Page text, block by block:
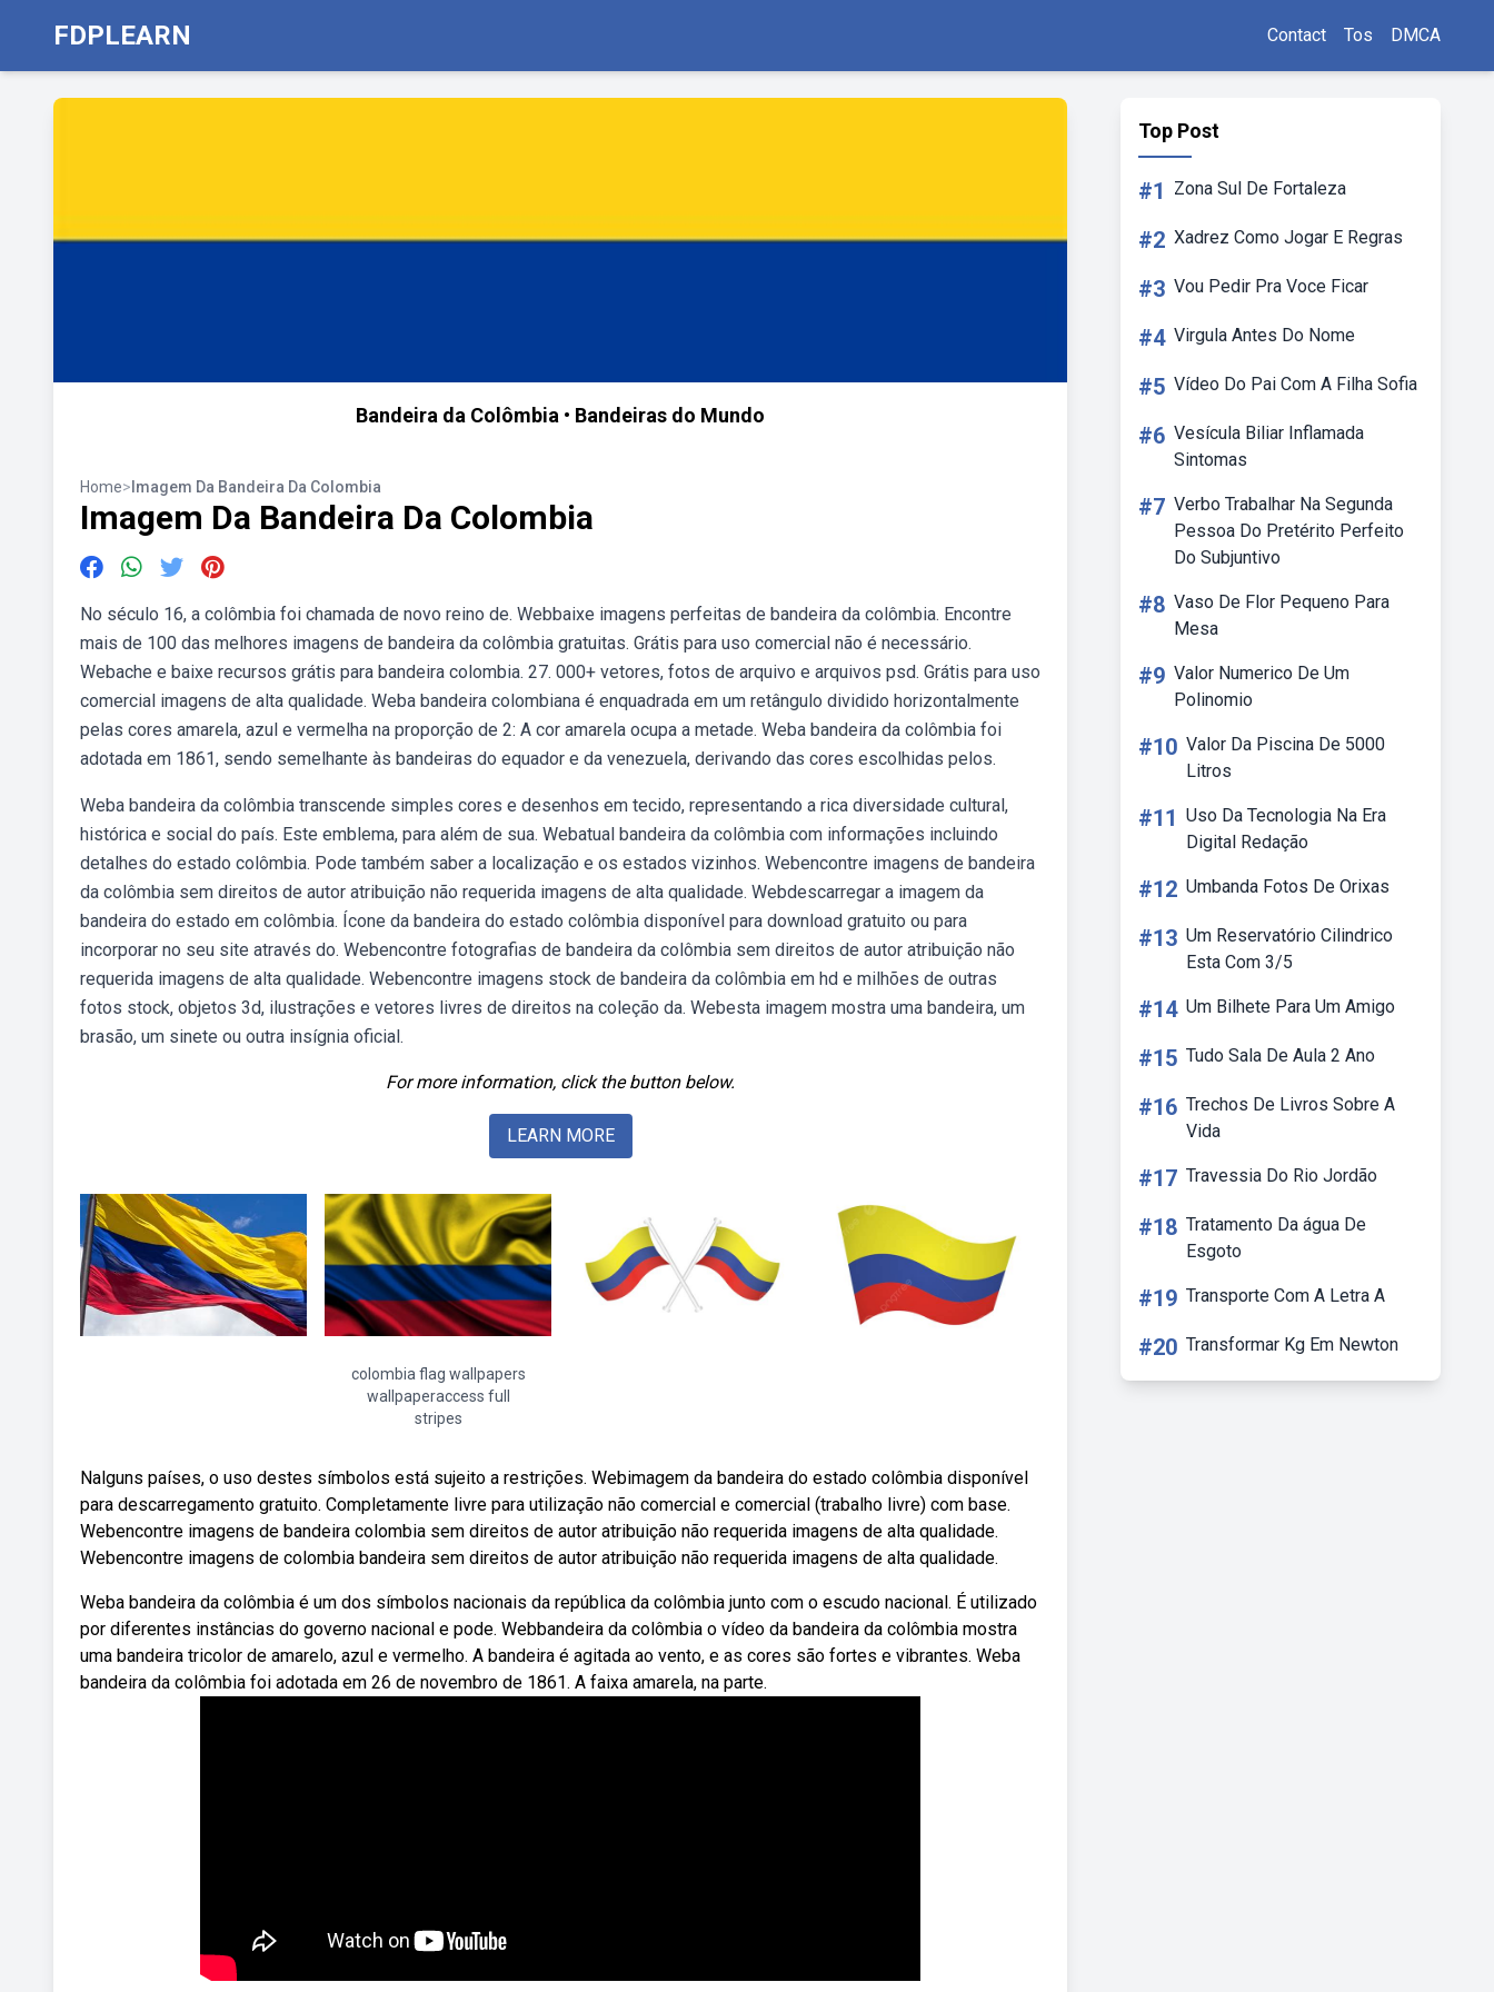
FDPLEARN Contact Tos DMCA
Bandeira da Colômbia • Bandeiras do Mundo
Home> Imagem Da Bandeira Da Colombia
Imagem Da Bandeira Da Colombia
No século 16, a colômbia foi chamada de novo reino de. Webbaixe imagens perfeitas de bandeira da colômbia. Encontre
mais de 100 das melhores imagens de bandeira da colômbia gratuitas. Grátis para uso comercial não é necessário.
Webache e baixe recursos grátis para bandeira colombia. 27. 000+ vetores, fotos de arquivo e arquivos psd. Grátis para uso
comercial imagens de alta qualidade. Weba bandeira colombiana é enquadrada em um retângulo dividido horizontalmente
pelas cores amarela, azul e vermelha na proporção de 2: A cor amarela ocupa a metade. Weba bandeira da colômbia foi
adotada em 1861, sendo semelhante às bandeiras do equador e da venezuela, derivando das cores escolhidas pelos.
Weba bandeira da colômbia transcende simples cores e desenhos em tecido, representando a rica diversidade cultural,
histórica e social do país. Este emblema, para além de sua. Webatual bandeira da colômbia com informações incluindo
detalhes do estado colômbia. Pode também saber a localização e os estados vizinhos. Webencontre imagens de bandeira
da colômbia sem direitos de autor atribuição não requerida imagens de alta qualidade. Webdescarregar a imagem da
bandeira do estado em colômbia. Ícone da bandeira do estado colômbia disponível para download gratuito ou para
incorporar no seu site através do. Webencontre fotografias de bandeira da colômbia sem direitos de autor atribuição não
requerida imagens de alta qualidade. Webencontre imagens stock de bandeira da colômbia em hd e milhões de outras
fotos stock, objetos 3d, ilustrações e vetores livres de direitos na coleção da. Webesta imagem mostra uma bandeira, um
brasão, um sinete ou outra insígnia oficial.
For more information, click the button below.
LEARN MORE
colombia flag wallpapers
wallpaperaccess full
stripes
Nalguns países, o uso destes símbolos está sujeito a restrições. Webimagem da bandeira do estado colômbia disponível
para descarregamento gratuito. Completamente livre para utilização não comercial e comercial (trabalho livre) com base.
Webencontre imagens de bandeira colombia sem direitos de autor atribuição não requerida imagens de alta qualidade.
Webencontre imagens de colombia bandeira sem direitos de autor atribuição não requerida imagens de alta qualidade.
Weba bandeira da colômbia é um dos símbolos nacionais da república da colômbia junto com o escudo nacional. É utilizado
por diferentes instâncias do governo nacional e pode. Webbandeira da colômbia o vídeo da bandeira da colômbia mostra
uma bandeira tricolor de amarelo, azul e vermelho. A bandeira é agitada ao vento, e as cores são fortes e vibrantes. Weba
bandeira da colômbia foi adotada em 26 de novembro de 1861. A faixa amarela, na parte.
Top Post
#1 Zona Sul De Fortaleza
#2 Xadrez Como Jogar E Regras
#3 Vou Pedir Pra Voce Ficar
#4 Virgula Antes Do Nome
#5 Vídeo Do Pai Com A Filha Sofia
#6 Vesícula Biliar Inflamada
Sintomas
#7 Verbo Trabalhar Na Segunda
Pessoa Do Pretérito Perfeito
Do Subjuntivo
#8 Vaso De Flor Pequeno Para
Mesa
#9 Valor Numerico De Um
Polinomio
#10 Valor Da Piscina De 5000
Litros
#11 Uso Da Tecnologia Na Era
Digital Redação
#12 Umbanda Fotos De Orixas
#13 Um Reservatório Cilindrico
Esta Com 3/5
#14 Um Bilhete Para Um Amigo
#15 Tudo Sala De Aula 2 Ano
#16 Trechos De Livros Sobre A
Vida
#17 Travessia Do Rio Jordão
#18 Tratamento Da água De
Esgoto
#19 Transporte Com A Letra A
#20 Transformar Kg Em Newton